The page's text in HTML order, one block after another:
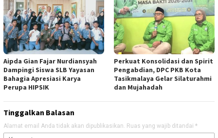
Aipda Gian Fajar Nurdiansyah
Dampingi Siswa SLB Yayasan
Bahagia Apresiasi Karya
Perupa HIPSIK
Perkuat Konsolidasi dan Spirit
Pengabdian, DPC PKB Kota
Tasikmalaya Gelar Silaturahmi
dan Mujahadah
Tinggalkan Balasan
Alamat email Anda tidak akan dipublikasikan. Ruas yang wajib ditandai *